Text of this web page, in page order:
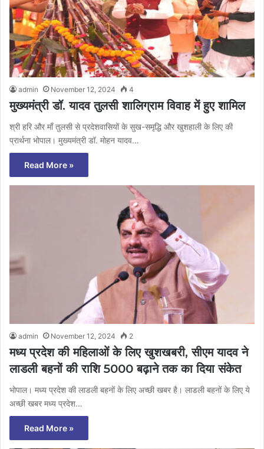
admin November 12, 2024 4
मुख्यमंत्री डॉ. यादव तुलसी शालिग्राम विवाह में हुए शामिल
श्री हरि और माँ तुलसी से प्रदेशवासियों के सुख-समृद्धि और खुशहाली के लिए की
प्रार्थना भोपाल। मुख्यमंत्री डॉ. मोहन यादव…
Read More »
admin November 12, 2024 2
मध्य प्रदेश की महिलाओं के लिए खुशखबरी, सीएम यादव ने
लाडली बहनों की राशि 5000 बढ़ाने तक का दिया संकेत
भोपाल। मध्य प्रदेश की लाडली बहनों के लिए अच्छी खबर है। लाडली बहनों के लिए ये
अच्छी खबर मध्य प्रदेश…
Read More »